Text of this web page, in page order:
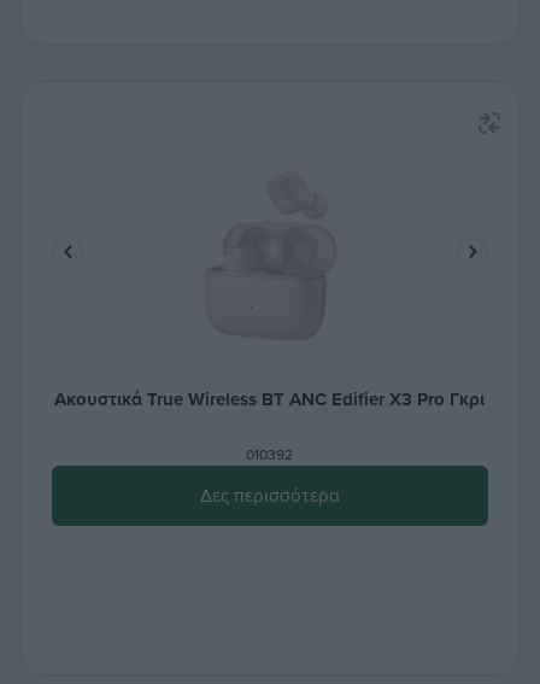
Ακουστικά True Wireless BT ANC Edifier X3 Pro Γκρι
010392
Δες περισσότερα